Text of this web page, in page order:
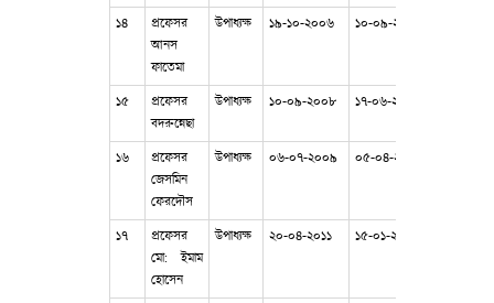
১৪
প্রফেসর
আনস
ফাতেমা
উপাধ্যক্ষ ১৯-১০-২০০৬ ১০-০৯-২০০৮
১৫
প্রফেসর
বদরুন্নেছা
উপাধ্যক্ষ ১০-০৯-২০০৮ ১৭-০৬-২০০৯
১৬
প্রফেসর
জেসমিন
ফেরদৌস
উপাধ্যক্ষ ০৬-০৭-২০০৯ ০৫-০৪-২০১১
১৭
প্রফেসর
মো: ইমাম
হোসেন
উপাধ্যক্ষ ২০-০৪-২০১১ ১৫-০১-২০১১